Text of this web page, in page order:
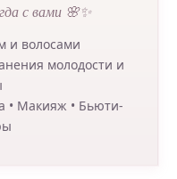
с вами 🌸✨
и волосами
молодости и
• Макияж • Бьюти-